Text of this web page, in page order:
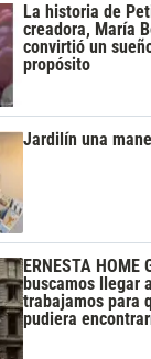
La historia de
creadora, María
convirtió un
propósito
Jardilín una
ERNESTA HOME
buscamos llegar
trabajamos para
pudiera